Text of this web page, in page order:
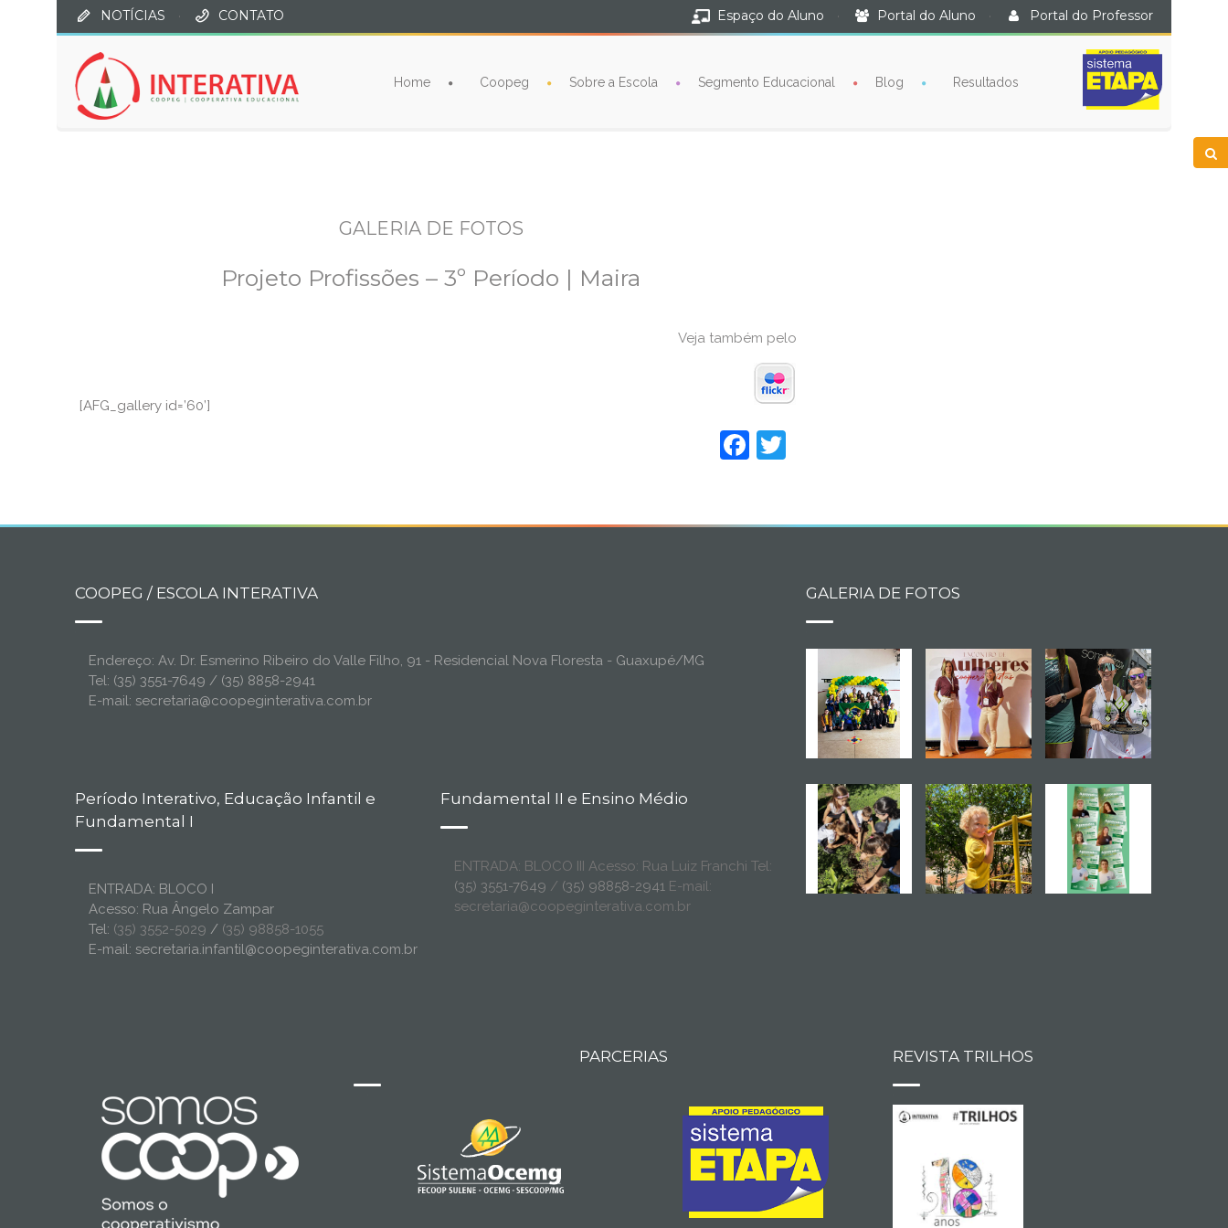
NOTÍCIAS · CONTATO Espaço do Aluno · Portal do Aluno · Portal do Professor
Home Coopeg Sobre a Escola Segmento Educacional Blog Resultados
GALERIA DE FOTOS
Projeto Profissões – 3º Período | Maira
Veja também pelo
[AFG_gallery id=’60’]
Facebook
Twitter
COOPEG / ESCOLA INTERATIVA
Endereço: Av. Dr. Esmerino Ribeiro do Valle Filho, 91 - Residencial Nova Floresta - Guaxupé/MG
Tel: (35) 3551-7649 / (35) 8858-2941
E-mail: secretaria@coopeginterativa.com.br
Período Interativo, Educação Infantil e
Fundamental I
ENTRADA: BLOCO I
Acesso: Rua Ângelo Zampar
Tel: (35) 3552-5029 / (35) 98858-1055
E-mail: secretaria.infantil@coopeginterativa.com.br
Fundamental II e Ensino Médio
ENTRADA: BLOCO III Acesso: Rua Luiz Franchi Tel:
(35) 3551-7649 / (35) 98858-2941E-mail:
secretaria@coopeginterativa.com.br
GALERIA DE FOTOS
PARCERIAS REVISTA TRILHOS